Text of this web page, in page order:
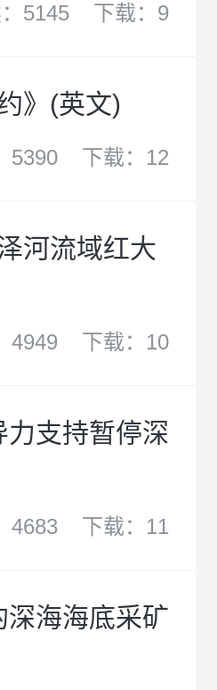
5145 下载：9
》(英文)
5390 下载：12
河流域红大
4949 下载：10
支持暂停深
4683 下载：11
海海底采矿